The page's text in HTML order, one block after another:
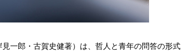
一郎・古賀史健著）は、哲人と青年の問答の形式